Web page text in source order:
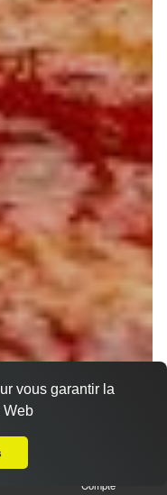
Compte
vous garantir la
Web